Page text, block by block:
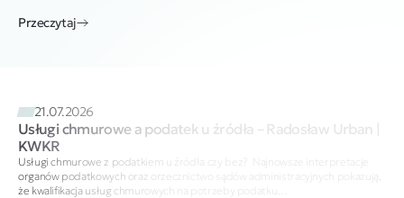
Przeczytaj
21.07.2026
Usługi chmurowe a podatek u źródła – Radosław Urban |
KWKR
Usługi chmurowe z podatkiem u źródła czy bez? Najnowsze interpretacje
organów podatkowych oraz orzecznictwo sądów administracyjnych pokazują,
że kwalifikacja usług chmurowych na potrzeby podatku…